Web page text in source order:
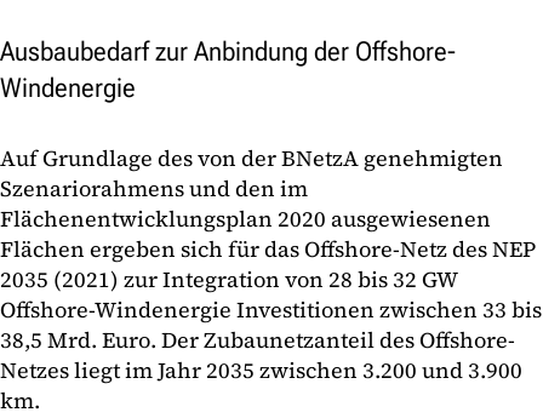
Ausbaubedarf zur Anbindung der Offshore-
Windenergie
Auf Grundlage des von der BNetzA genehmigten
Szenariorahmens und den im
Flächenentwicklungsplan 2020 ausgewiesenen
Flächen ergeben sich für das Offshore-Netz des NEP
2035 (2021) zur Integration von 28 bis 32 GW
Offshore-Windenergie Investitionen zwischen 33 bis
38,5 Mrd. Euro. Der Zubaunetzanteil des Offshore-
Netzes liegt im Jahr 2035 zwischen 3.200 und 3.900
km.